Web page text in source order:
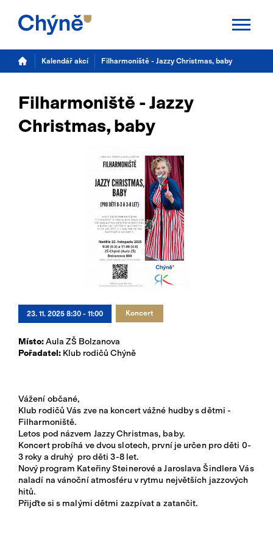
Aktuality
Úřední deska
Potřebuji vyřídit
Kalendář akcí
Kalendář akcí Filharmoniště - Jazzy Christmas, baby
Filharmoniště - Jazzy
Christmas, baby
23. 11. 2025 8:30 - 11:00 Koncert
Místo:Aula ZŠ Bolzanova
Pořadatel: Klub rodičů Chýně
Vážení občané,
Klub rodičů Vás zve na koncert vážné hudby s dětmi -
Filharmoniště.
Letos pod názvem Jazzy Christmas, baby.
Koncert probíhá ve dvou slotech, první je určen pro děti 0-
3 roky a druhý pro děti 3-8 let.
Nový program Kateřiny Steinerové a Jaroslava Šindlera Vás
naladí na vánoční atmosféru v rytmu největších jazzových
hitů.
Přijďte si s malými dětmi zazpívat a zatančit.